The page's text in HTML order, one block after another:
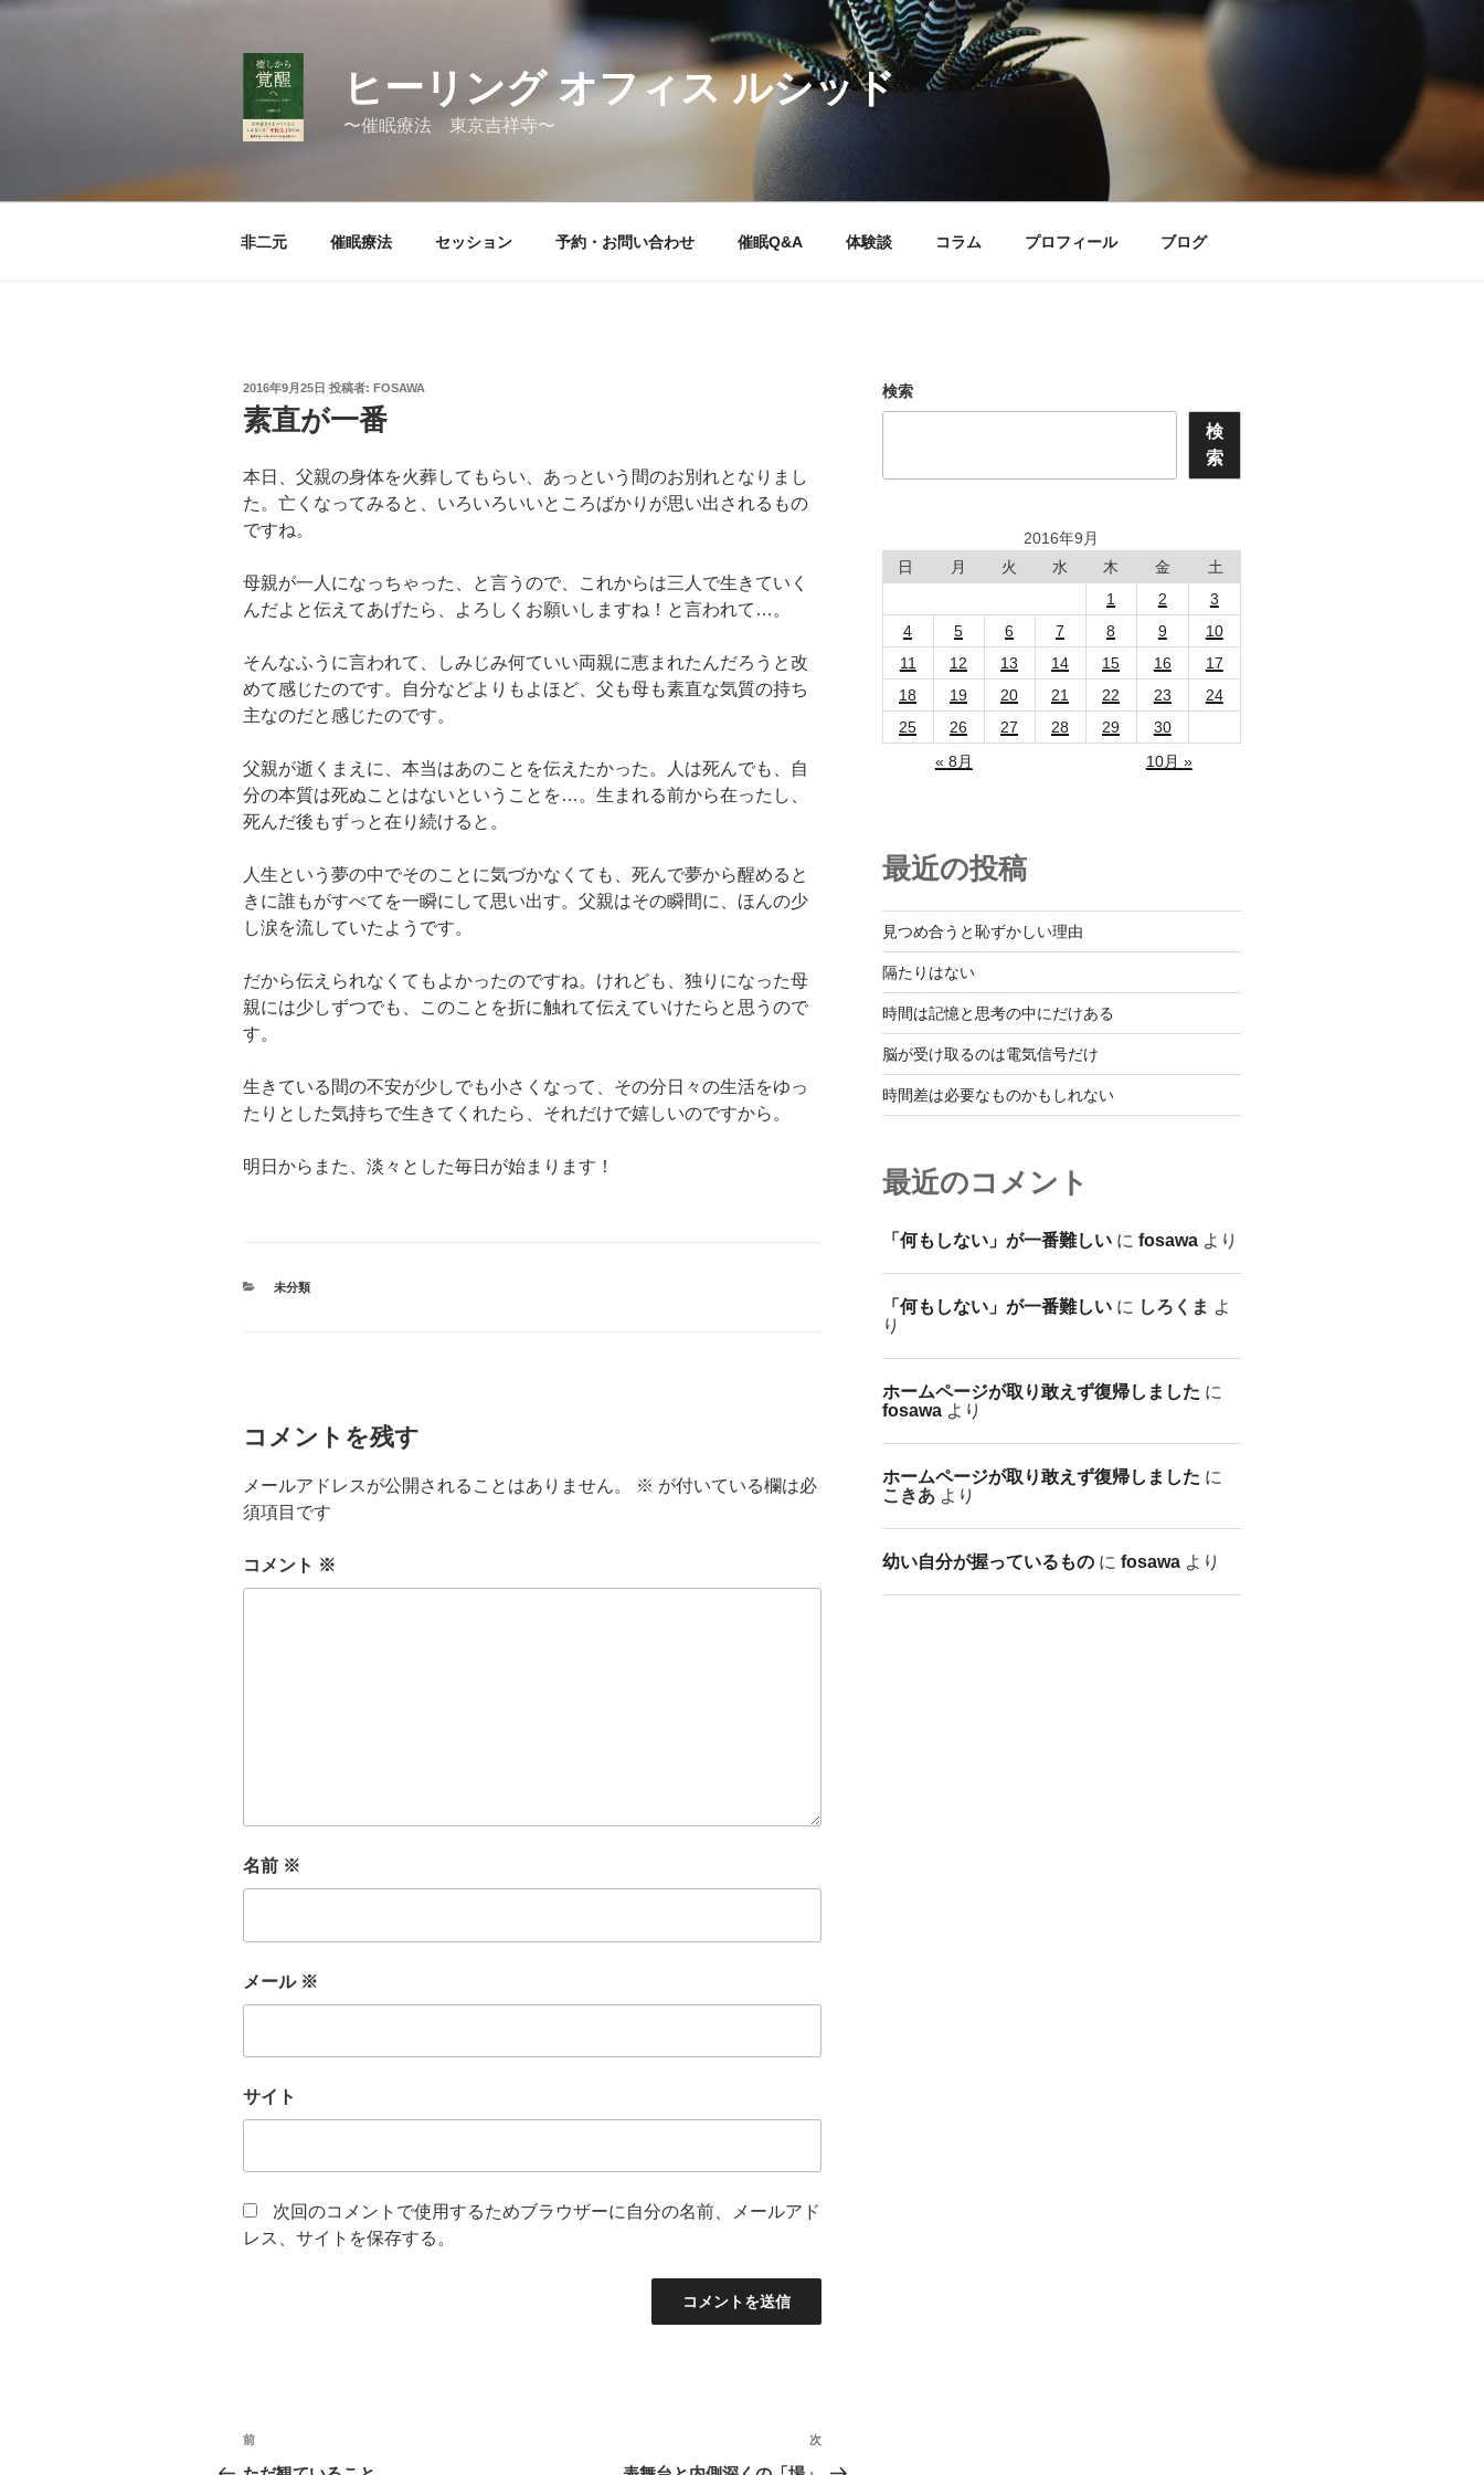
コ
キ
ヒーリング オフィス ルシッド
〜催眠療法 東京吉祥寺〜
非二元 催眠療法 セッション 予約・お問い合わせ 催眠Q&A 体験談 コラム プロフィール ブログ
投
稿
日:
2016年9月25日 投稿者: FOSAWA
素直が一番
本日、父親の身体を火葬してもらい、あっという間のお別れとなりまし
た。亡くなってみると、いろいろいいところばかりが思い出されるもの
ですね。
母親が一人になっちゃった、と言うので、これからは三人で生きていく
んだよと伝えてあげたら、よろしくお願いしますね！と言われて…。
そんなふうに言われて、しみじみ何ていい両親に恵まれたんだろうと改
めて感じたのです。自分などよりもよほど、父も母も素直な気質の持ち
主なのだと感じたのです。
父親が逝くまえに、本当はあのことを伝えたかった。人は死んでも、自
分の本質は死ぬことはないということを…。生まれる前から在ったし、
死んだ後もずっと在り続けると。
人生という夢の中でそのことに気づかなくても、死んで夢から醒めると
きに誰もがすべてを一瞬にして思い出す。父親はその瞬間に、ほんの少
し涙を流していたようです。
だから伝えられなくてもよかったのですね。けれども、独りになった母
親には少しずつでも、このことを折に触れて伝えていけたらと思うので
す。
生きている間の不安が少しでも小さくなって、その分日々の生活をゆっ
たりとした気持ちで生きてくれたら、それだけで嬉しいのですから。
明日からまた、淡々とした毎日が始まります！
カ
未分類
コメントを残す
メールアドレスが公開されることはありません。 ※ が付いている欄は必
須項目です
コメント ※
名前 ※
メール ※
サイト
次回のコメントで使用するためブラウザーに自分の名前、メールアド
レス、サイトを保存する。
投
前
の
前
次
の
次
検索
検
索
2016年9月
日
月 火 水 木 金
土
1
2
3
4
5 6 7 8 9
10
11
12 13 14 15 16
17
18
19 20 21 22 23
24
25
26 27 28 29
30
« 8月
10月 »
最近の投稿
見つめ合うと恥ずかしい理由
隔たりはない
時間は記憶と思考の中にだけある
脳が受け取るのは電気信号だけ
時間差は必要なものかもしれない
最近のコメント
「何もしない」が一番難しいに fosawaより
「何もしない」が一番難しいに しろくま よ
り
ホームページが取り敢えず復帰しました に
fosawaより
ホームページが取り敢えず復帰しました に
こきあより
幼い自分が握っているものに fosawaより